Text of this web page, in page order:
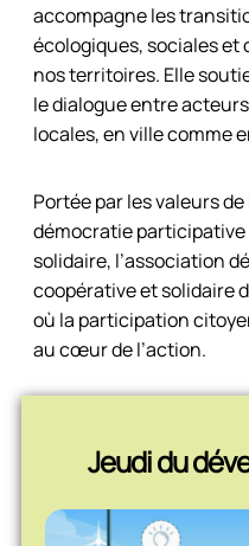
accompagne les
écologiques, sociales
nos territoires. Elle
le dialogue entre
locales, en ville comme
Portée par les valeurs
démocratie participative
solidaire, l’association
coopérative et solidaire
où la participation
au cœur de l’action.
Jeudi du